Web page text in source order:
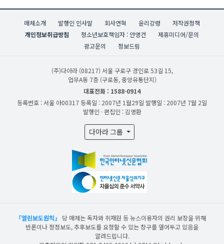
매체소개 발행인 인사말 회사연혁 윤리강령
저작권정책
개인정보취급방침
청소년보호책임자 : 안영건
제휴미디어/문의
광고문의
정보드림
(주)다아라 (08217) 서울 구로구 경인로 53길 15,
업무A동 7층 (구로동, 중앙유통단지)
대표전화 : 1588-0914
등록번호 : 서울 아00317 등록일 : 2007년 1월29일 발행일 : 2007년 7월 2일
발행인 · 편집인 : 김영환
다아라 그룹
「열린보도원칙」
당 매체는 독자와 취재원 등 뉴스이용자의 권리 보장을 위해
반론이나 정정보도, 추후보도를 요청할 수 있는 창구를 열어두고 있음을
알려드립니다.